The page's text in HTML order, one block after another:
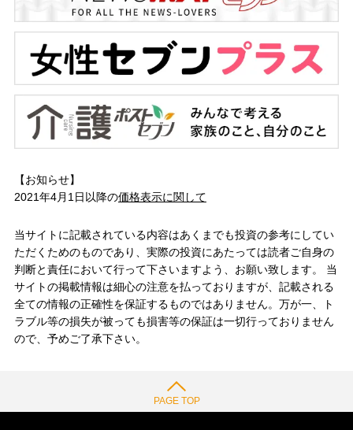
【お知らせ】
2021年4月1日以降の価格表示に関して
当サイトに記載されている内容はあくまでも投資の参考にしてい
ただくためのものであり、実際の投資にあたっては読者ご自身の
判断と責任において行って下さいますよう、お願い致します。 当
サイトの掲載情報は細心の注意を払っておりますが、記載される
全ての情報の正確性を保証するものではありません。万が一、ト
ラブル等の損失が被っても損害等の保証は一切行っておりません
ので、予めご了承下さい。
PAGE TOP